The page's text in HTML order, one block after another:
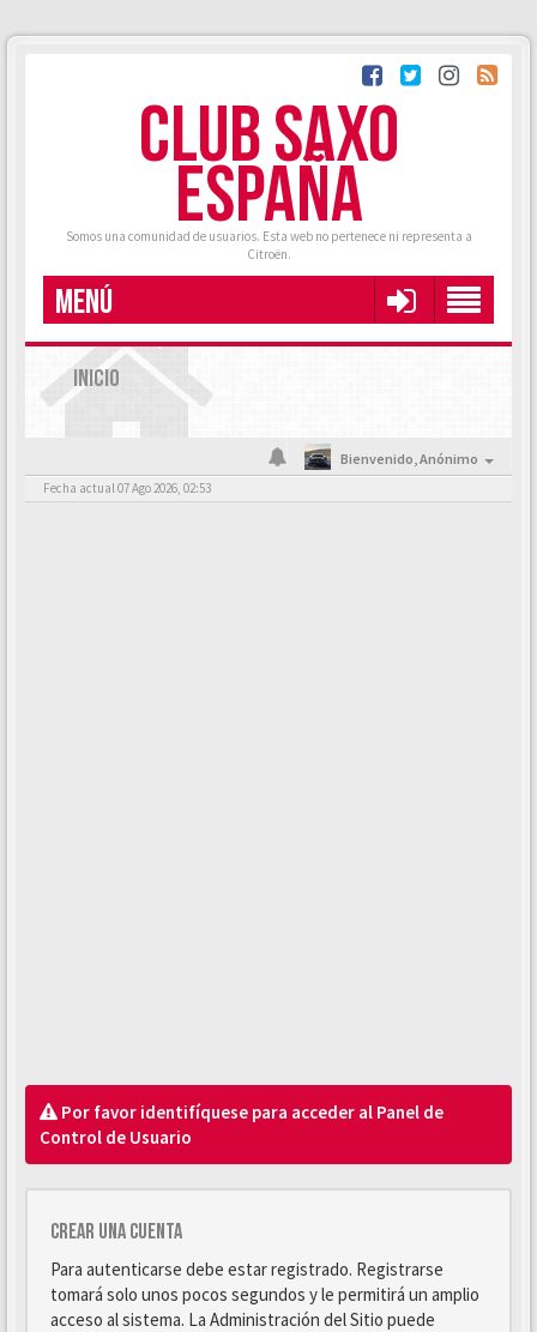
CLUB SAXO
ESPAÑA
Somos una comunidad de usuarios. Esta web no pertenece ni representa a
Citroën.
MENÚ
INICIO
Bienvenido,Anónimo
Fecha actual 07 Ago 2026, 02:53
Por favor identifíquese para acceder al Panel de
Control de Usuario
Crear una cuenta
Para autenticarse debe estar registrado. Registrarse
tomará solo unos pocos segundos y le permitirá un amplio
acceso al sistema. La Administración del Sitio puede